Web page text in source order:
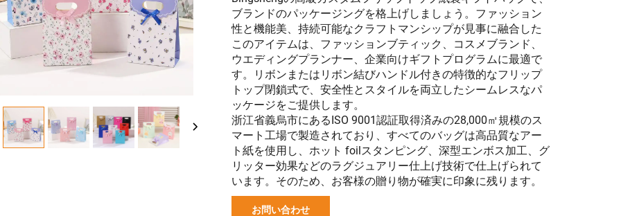
ブランドのパッケージングを格上げしましょう。ファッション
性と機能美、持続可能なクラフトマンシップが見事に融合した
このアイテムは、ファッションブティック、コスメブランド、
ウエディングプランナー、企業向けギフトプログラムに最適で
す。リボンまたはリボン結びハンドル付きの特徴的なフリップ
トップ閉鎖式で、安全性とスタイルを両立したシームレスなパ
ッケージをご提供します。
浙江省義烏市にあるISO 9001認証取得済みの28,000㎡規模のス
マート工場で製造されており、すべてのバッグは高品質なアー
ト紙を使用し、ホット foilスタンピング、深型エンボス加工、グ
リッター効果などのラグジュアリー仕上げ技術で仕上げられて
います。そのため、お客様の贈り物が確実に印象に残ります。
お問い合わせ